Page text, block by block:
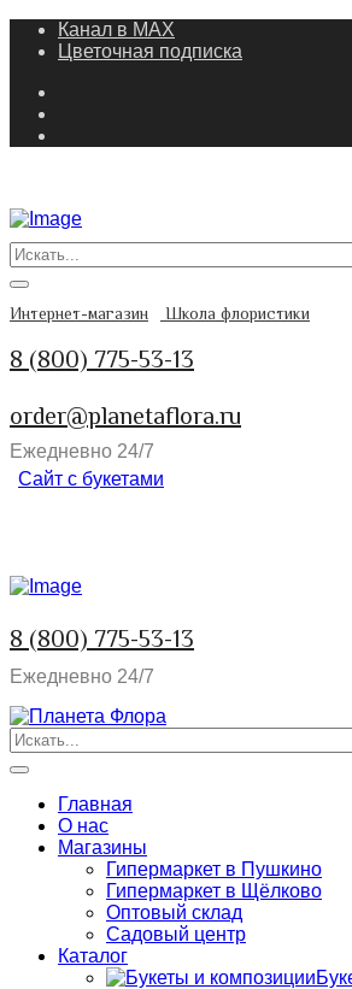
Канал в MAX
Цветочная подписка
Интернет-магазин Школа флористики
8 (800) 775-53-13
order@planetaflora.ru
Ежедневно 24/7
Сайт с букетами
8 (800) 775-53-13
Ежедневно 24/7
Главная
О нас
Магазины
Гипермаркет в Пушкино
Гипермаркет в Щёлково
Оптовый склад
Садовый центр
Каталог